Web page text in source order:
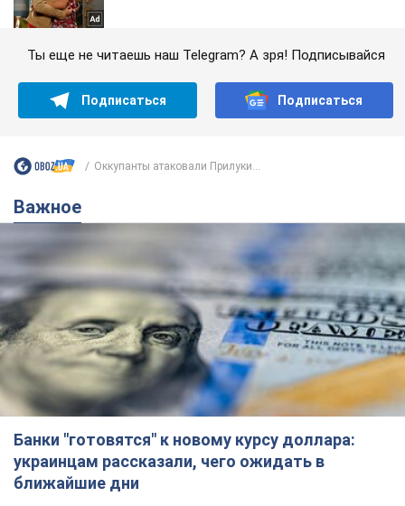
Ты еще не читаешь наш Telegram? А зря! Подписывайся
Подписаться Подписаться
Оккупанты атаковали Прилуки...
Важное
Банки "готовятся" к новому курсу доллара:
украинцам рассказали, чего ожидать в
ближайшие дни